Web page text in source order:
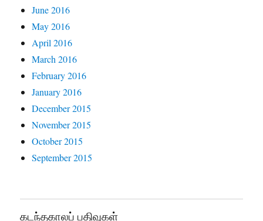
June 2016
May 2016
April 2016
March 2016
February 2016
January 2016
December 2015
November 2015
October 2015
September 2015
கடந்தகாலப் பதிவுகள்